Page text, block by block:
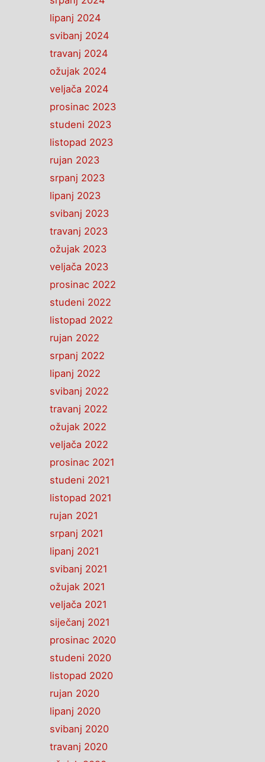
lipanj 2024
svibanj 2024
travanj 2024
ožujak 2024
veljača 2024
prosinac 2023
studeni 2023
listopad 2023
rujan 2023
srpanj 2023
lipanj 2023
svibanj 2023
travanj 2023
ožujak 2023
veljača 2023
prosinac 2022
studeni 2022
listopad 2022
rujan 2022
srpanj 2022
lipanj 2022
svibanj 2022
travanj 2022
ožujak 2022
veljača 2022
prosinac 2021
studeni 2021
listopad 2021
rujan 2021
srpanj 2021
lipanj 2021
svibanj 2021
ožujak 2021
veljača 2021
siječanj 2021
prosinac 2020
studeni 2020
listopad 2020
rujan 2020
lipanj 2020
svibanj 2020
travanj 2020